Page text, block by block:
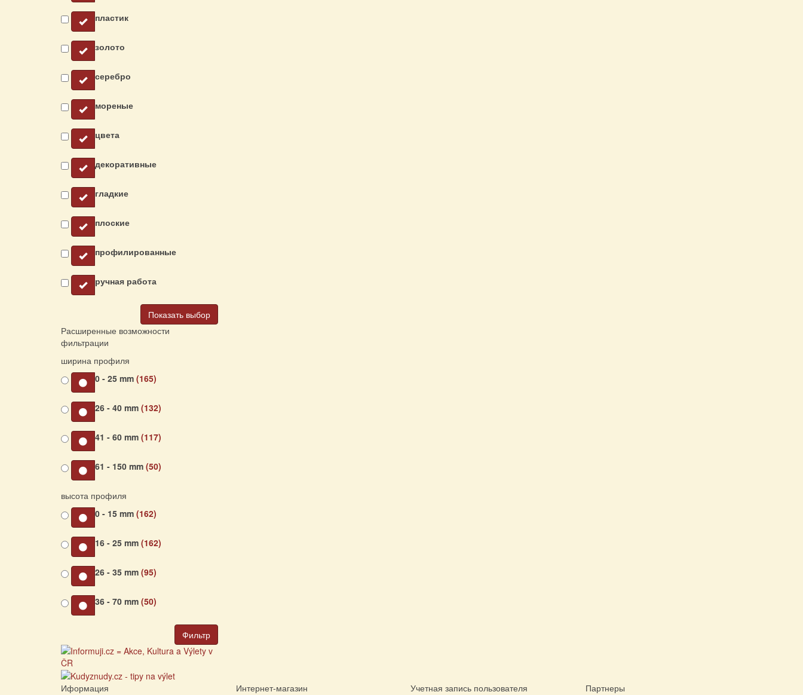
пластик
золото
серебро
мореные
цвета
декоративные
гладкие
плоские
профилированные
ручная работа
Показать выбор
Расширенные возможности
фильтрации
ширина профиля
0 - 25 mm (165)
26 - 40 mm (132)
41 - 60 mm (117)
61 - 150 mm (50)
высота профиля
0 - 15 mm (162)
16 - 25 mm (162)
26 - 35 mm (95)
36 - 70 mm (50)
Фильтр
Иформация Интернет-магазин Учетная запись пользователя Партнеры